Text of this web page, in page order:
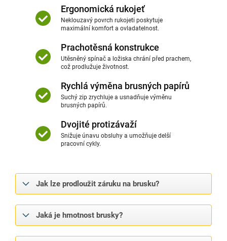
Ergonomická rukojeť
Neklouzavý povrch rukojeti poskytuje
maximální komfort a ovladatelnost.
Prachotěsná konstrukce
Utěsněný spínač a ložiska chrání před prachem,
což prodlužuje životnost.
Rychlá výměna brusných papírů
Suchý zip zrychluje a usnadňuje výměnu
brusných papírů.
Dvojité protizávaží
Snižuje únavu obsluhy a umožňuje delší
pracovní cykly.
Jak lze prodloužit záruku na brusku?
Jaká je hmotnost brusky?